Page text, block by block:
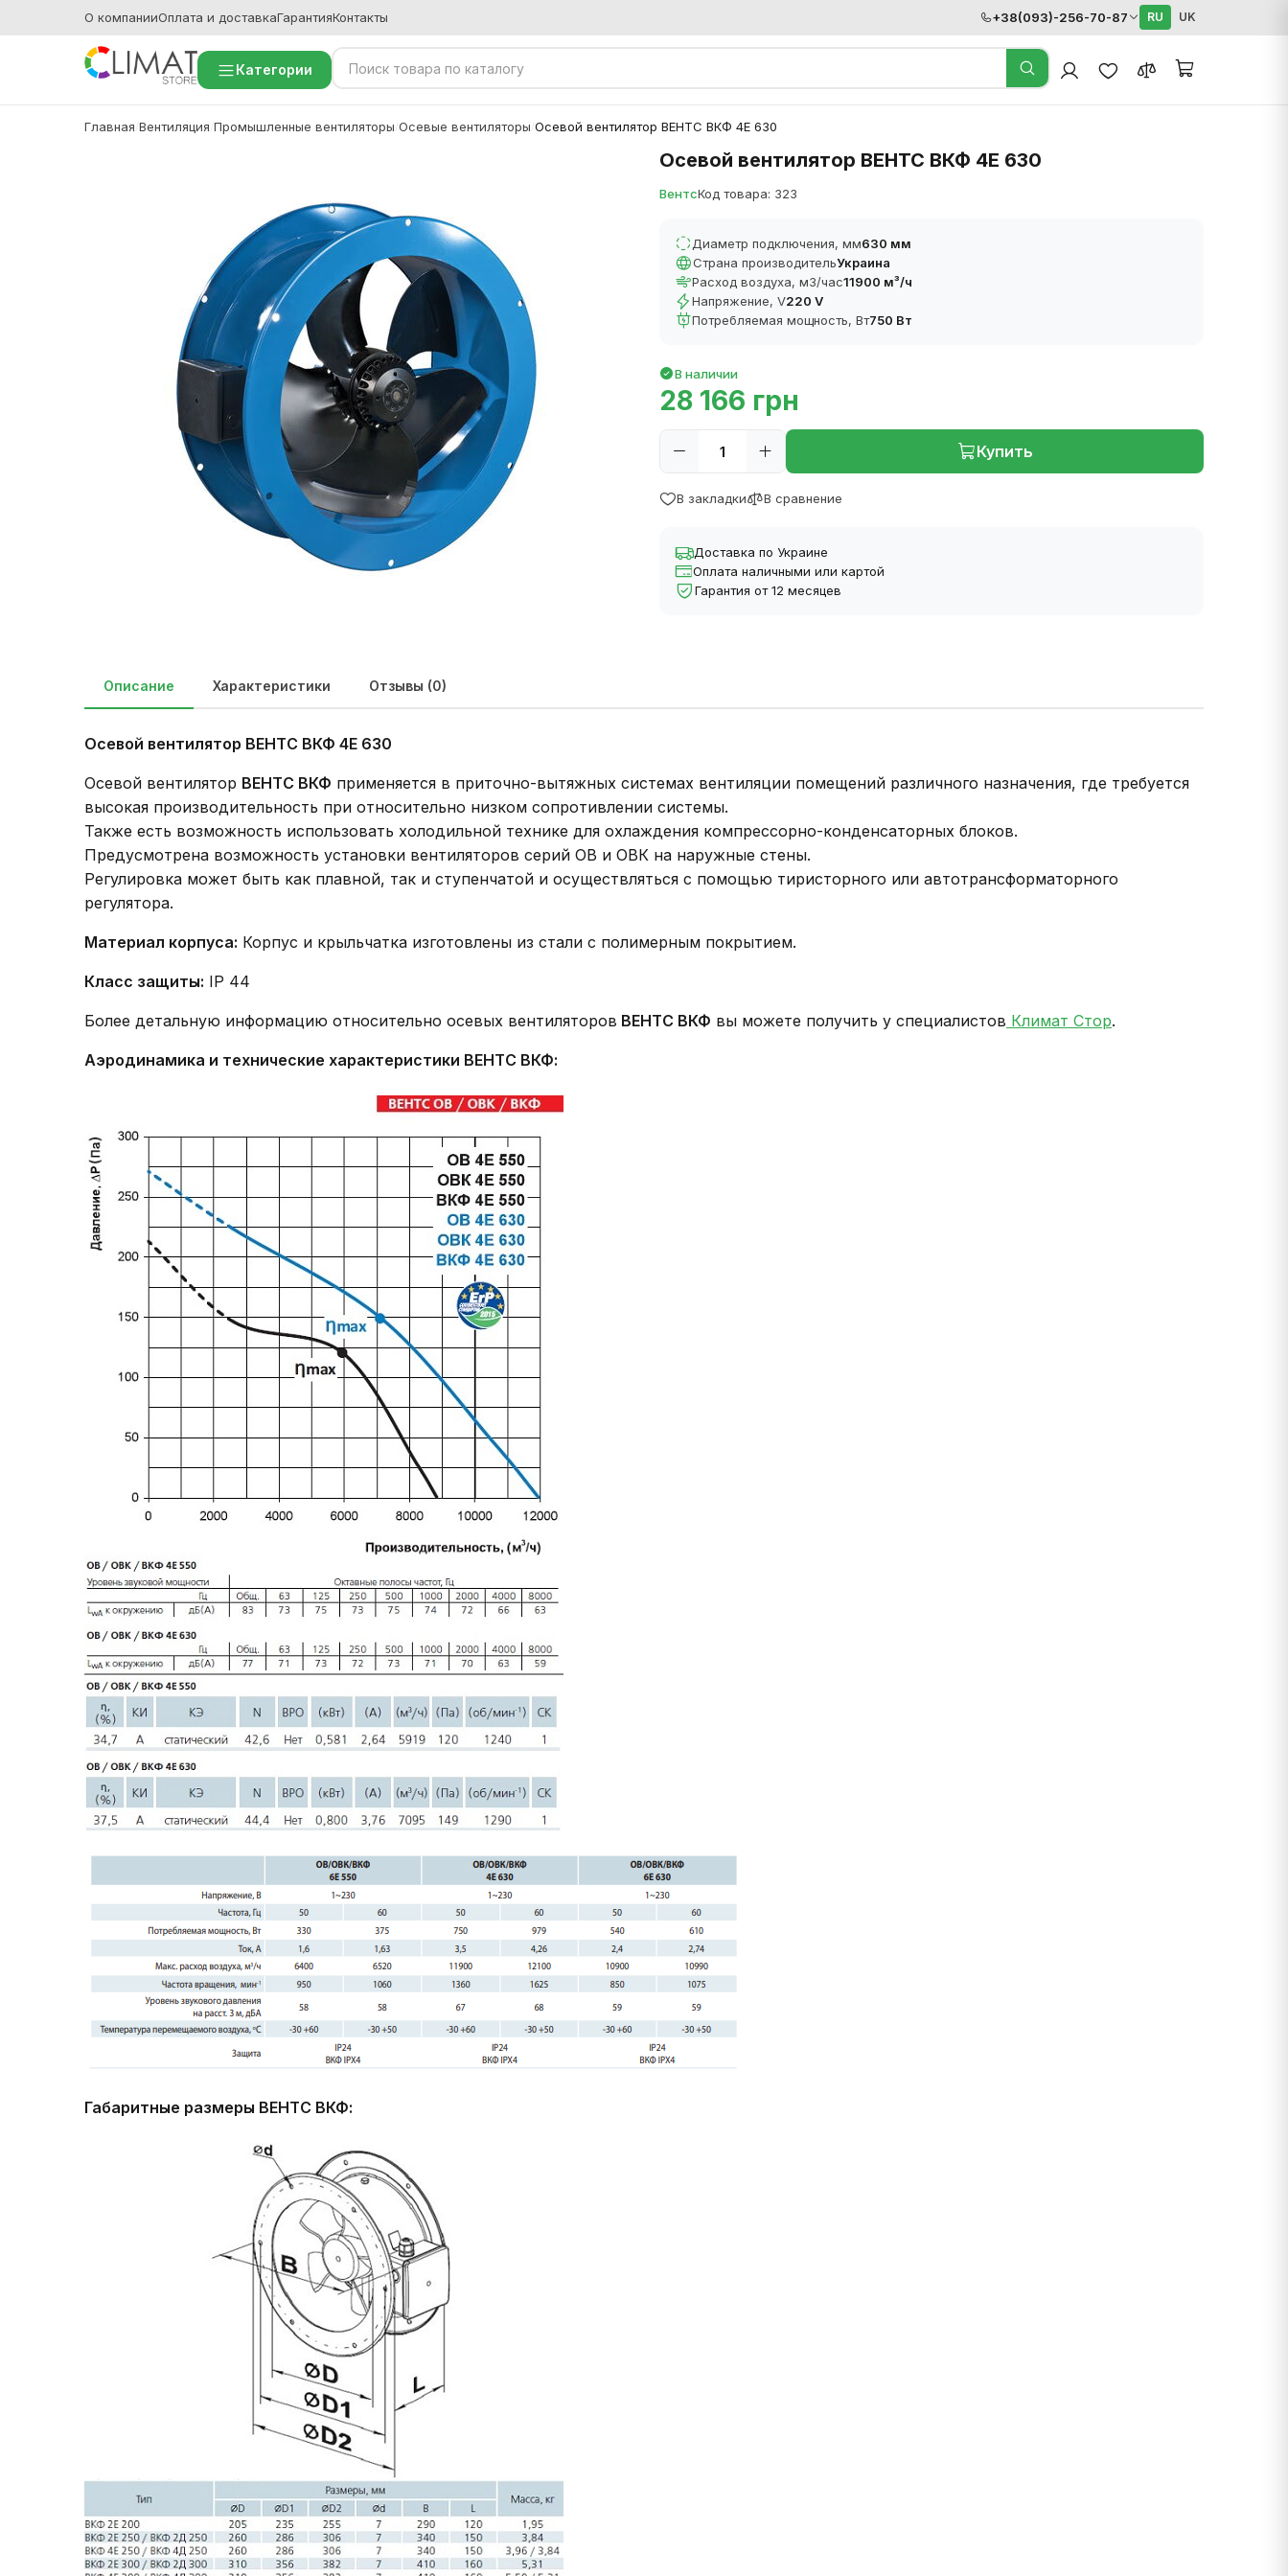
О компанииОплата и доставкаГарантияКонтакты +38(093)-256-70-87 RU UK
Категории
Главная Вентиляция Промышленные вентиляторы Осевые вентиляторы Осевой вентилятор ВЕНТС ВКФ 4Е 630
Осевой вентилятор ВЕНТС ВКФ 4Е 630
ВентсКод товара: 323
Диаметр подключения, мм630 мм
Страна производительУкраина
Расход воздуха, м3/час11900 м³/ч
Напряжение, V220 V
Потребляемая мощность, Вт750 Вт
В наличии
28 166 грн
Купить
В закладки В сравнение
Доставка по Украине
Оплата наличными или картой
Гарантия от 12 месяцев
Описание Характеристики Отзывы (0)
Осевой вентилятор ВЕНТС ВКФ 4Е 630
Осевой вентилятор ВЕНТС ВКФ применяется в приточно-вытяжных системах вентиляции помещений различного назначения, где требуется
высокая производительность при относительно низком сопротивлении системы.
Также есть возможность использовать холодильной технике для охлаждения компрессорно-конденсаторных блоков.
Предусмотрена возможность установки вентиляторов серий ОВ и ОВК на наружные стены.
Регулировка может быть как плавной, так и ступенчатой и осуществляться с помощью тиристорного или автотрансформаторного
регулятора.
Материал корпуса: Корпус и крыльчатка изготовлены из стали с полимерным покрытием.
Класс защиты: IP 44
Более детальную информацию относительно осевых вентиляторов ВЕНТС ВКФ вы можете получить у специалистов Климат Стор.
Аэродинамика и технические характеристики ВЕНТС ВКФ:
Габаритные размеры ВЕНТС ВКФ: